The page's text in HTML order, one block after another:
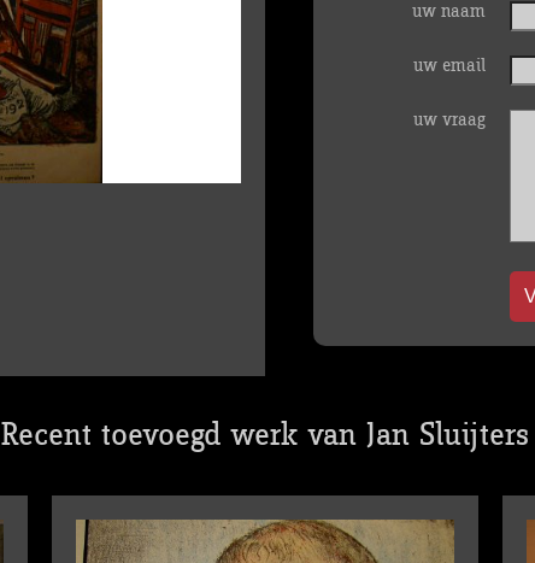
uw naam
uw email
uw vraag
Recent toevoegd werk van Jan Sluijters